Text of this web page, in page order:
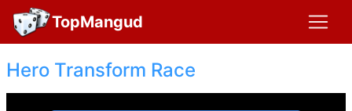
TopMangud
Hero Transform Race